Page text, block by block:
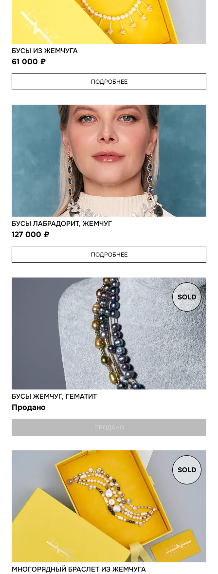
БУСЫ ИЗ ЖЕМЧУГА
61 000
ПОДРОБНЕЕ
БУСЫ ЛАБРАДОРИТ, ЖЕМЧУГ
127 000
ПОДРОБНЕЕ
SOLD
БУСЫ ЖЕМЧУГ, ГЕМАТИТ
Продано
ПРОДАНО
SOLD
МНОГОРЯДНЫЙ БРАСЛЕТ ИЗ ЖЕМЧУГА